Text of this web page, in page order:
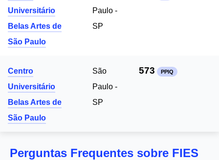
Universitário
Belas Artes de
São Paulo
Paulo -
SP
Centro
Universitário
Belas Artes de
São Paulo
São
Paulo -
SP
573 PPIQ
Perguntas Frequentes sobre FIES